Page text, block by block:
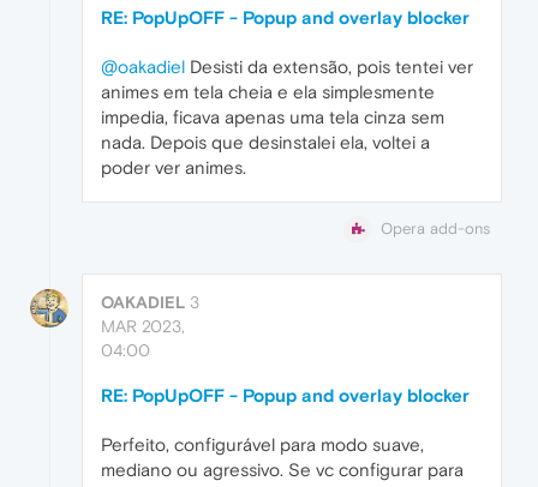
RE: PopUpOFF - Popup and overlay blocker
@oakadiel Desisti da extensão, pois tentei ver
animes em tela cheia e ela simplesmente
impedia, ficava apenas uma tela cinza sem
nada. Depois que desinstalei ela, voltei a
poder ver animes.
Opera add-ons
OAKADIEL 3
MAR 2023,
04:00
RE: PopUpOFF - Popup and overlay blocker
Perfeito, configurável para modo suave,
mediano ou agressivo. Se vc configurar para